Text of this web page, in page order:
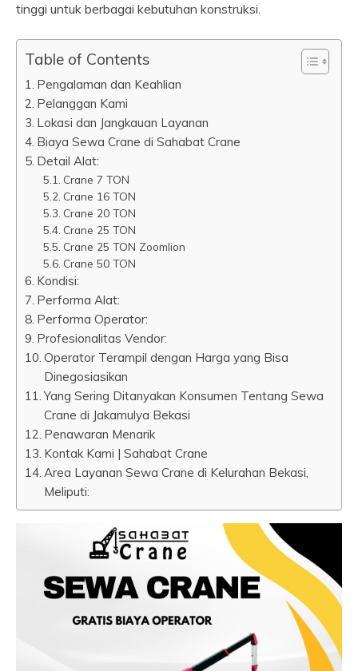
tinggi untuk berbagai kebutuhan konstruksi.
Table of Contents
Pengalaman dan Keahlian
Pelanggan Kami
Lokasi dan Jangkauan Layanan
Biaya Sewa Crane di Sahabat Crane
Detail Alat:
Crane 7 TON
Crane 16 TON
Crane 20 TON
Crane 25 TON
Crane 25 TON Zoomlion
Crane 50 TON
Kondisi:
Performa Alat:
Performa Operator:
Profesionalitas Vendor:
Operator Terampil dengan Harga yang Bisa
Dinegosiasikan
Yang Sering Ditanyakan Konsumen Tentang Sewa
Crane di Jakamulya Bekasi
Penawaran Menarik
Kontak Kami | Sahabat Crane
Area Layanan Sewa Crane di Kelurahan Bekasi,
Meliputi: